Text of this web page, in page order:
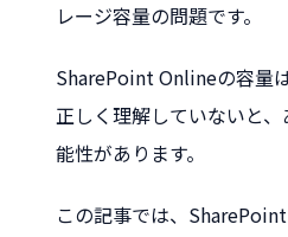
レージ容量の問題です。
SharePoint Onlineの容量
正しく理解していないと
能性があります。
この記事では、